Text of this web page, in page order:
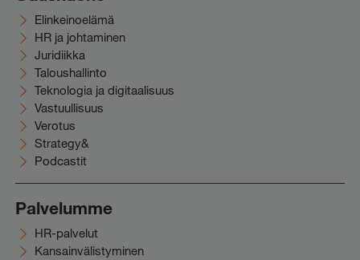
Elinkeinoelämä
HR ja johtaminen
Juridiikka
Taloushallinto
Teknologia ja digitaalisuus
Vastuullisuus
Verotus
Strategy&
Podcastit
Palvelumme
HR-palvelut
Kansainvälistyminen